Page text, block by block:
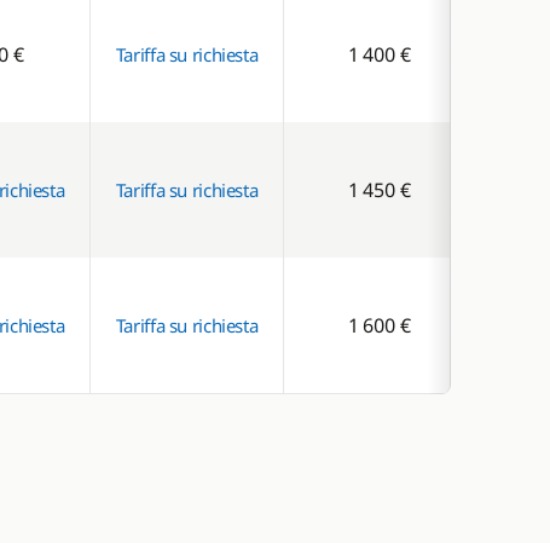
€ Tariffa su richiesta 1 400 €
Tariffa su richiesta 1 450 €
Tariffa su richiesta 1 600 €